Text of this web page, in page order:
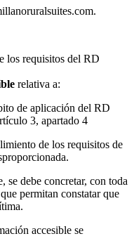
los requisitos del RD
relativa a:
de aplicación del RD
3, apartado 4
de los requisitos de
debe concretar, con toda
permitan constatar que
accesible se